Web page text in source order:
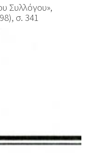
Συλλόγου»,
σ. 341